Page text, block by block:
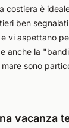
costiera è
ben
vi aspettano
anche la
sono
vacanza